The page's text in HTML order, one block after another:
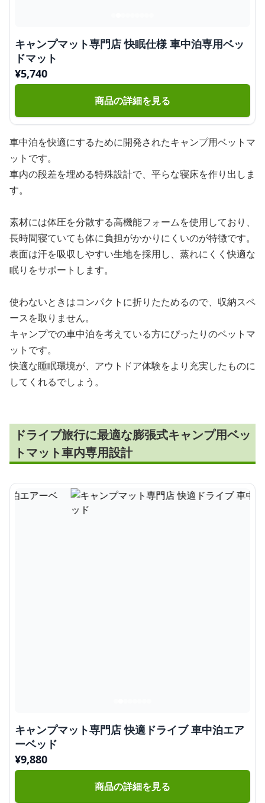
キャンプマット専門店 快眠仕様 車中泊専用ベッ
ドマット
¥5,740
商品の詳細を見る
車中泊を快適にするために開発されたキャンプ用ベットマ
ットです。
車内の段差を埋める特殊設計で、平らな寝床を作り出しま
す。
素材には体圧を分散する高機能フォームを使用しており、
長時間寝ていても体に負担がかかりにくいのが特徴です。
表面は汗を吸収しやすい生地を採用し、蒸れにくく快適な
眠りをサポートします。
使わないときはコンパクトに折りたためるので、収納スペ
ースを取りません。
キャンプでの車中泊を考えている方にぴったりのベットマ
ットです。
快適な睡眠環境が、アウトドア体験をより充実したものに
してくれるでしょう。
ドライブ旅行に最適な膨張式キャンプ用ベッ
トマット車内専用設計
キャンプマット専門店 快適ドライブ 車中泊エア
ーベッド
¥9,880
商品の詳細を見る